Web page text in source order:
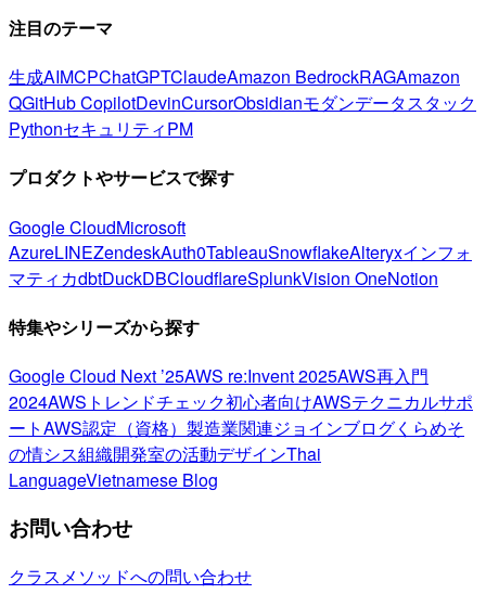
注目のテーマ
生成AIMCPChatGPTClaudeAmazon BedrockRAGAmazon
QGitHub CopilotDevinCursorObsidianモダンデータスタック
PythonセキュリティPM
プロダクトやサービスで探す
Google CloudMicrosoft
AzureLINEZendeskAuth0TableauSnowflakeAlteryxインフォ
マティカdbtDuckDBCloudflareSplunkVision OneNotion
特集やシリーズから探す
Google Cloud Next ’25AWS re:Invent 2025AWS再入門
2024AWSトレンドチェック初心者向けAWSテクニカルサポ
ートAWS認定（資格） 製造業関連ジョインブログくらめそ
の情シス組織開発室の活動デザインThai
LanguageVietnamese Blog
お問い合わせ
クラスメソッドへの問い合わせ